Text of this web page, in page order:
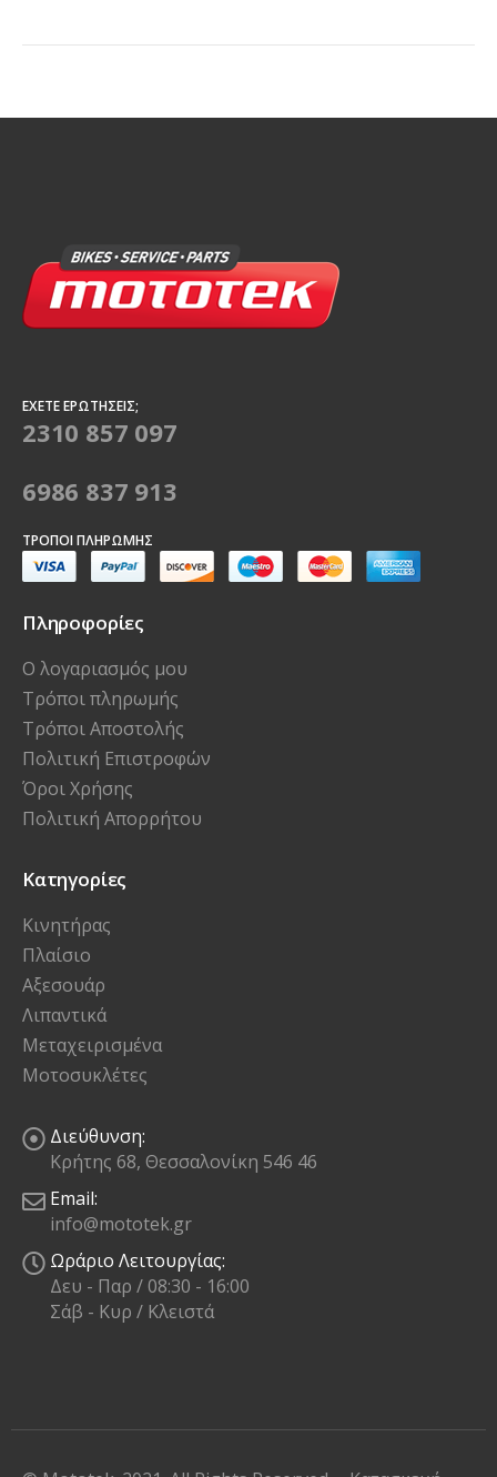
ΈΧΕΤΕ ΕΡΩΤΉΣΕΙΣ;
2310 857 097
6986 837 913
ΤΡΌΠΟΙ ΠΛΗΡΩΜΉΣ
Πληροφορίες
Ο λογαριασμός μου
Τρόποι πληρωμής
Τρόποι Αποστολής
Πολιτική Επιστροφών
Όροι Χρήσης
Πολιτική Απορρήτου
Κατηγορίες
Κινητήρας
Πλαίσιο
Αξεσουάρ
Λιπαντικά
Μεταχειρισμένα
Μοτοσυκλέτες
Διεύθυνση:
Κρήτης 68, Θεσσαλονίκη 546 46
Email:
info@mototek.gr
Ωράριο Λειτουργίας:
Δευ - Παρ / 08:30 - 16:00
Σάβ - Κυρ / Κλειστά